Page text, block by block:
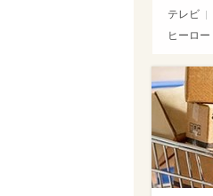
テレビ
ヒーロー